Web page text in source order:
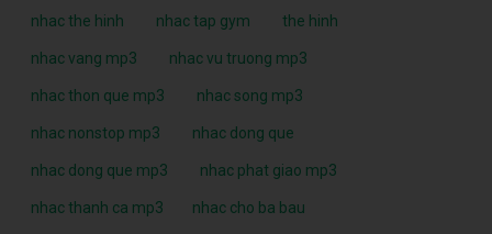
nhac the hinh nhac tap gym the hinh
nhac vang mp3 nhac vu truong mp3
nhac thon que mp3 nhac song mp3
nhac nonstop mp3 nhac dong que
nhac dong que mp3 nhac phat giao mp3
nhac thanh ca mp3 nhac cho ba bau